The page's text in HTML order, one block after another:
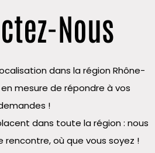
Nous
dans la région Rhône-
mesure de répondre à vos
!
dans toute la région : nous
rencontre, où que vous soyez !